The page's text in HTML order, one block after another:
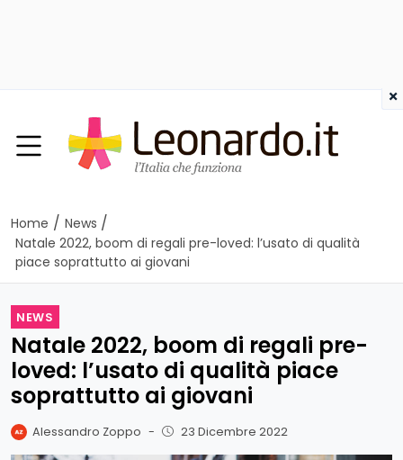
Home / News /
Natale 2022, boom di regali pre-loved: l’usato di qualità
piace soprattutto ai giovani
NEWS
Natale 2022, boom di regali pre-
loved: l’usato di qualità piace
soprattutto ai giovani
Alessandro Zoppo - 23 Dicembre 2022
×